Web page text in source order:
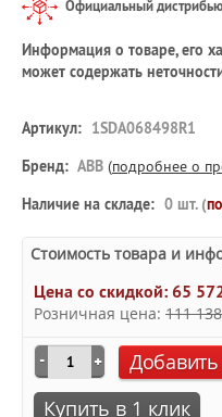
Официальный
Информация о товаре, его
может содержать
Артикул: 1SDA068498R1
Бренд: ABB (подробнее о
Наличие на складе: 0 шт. (
Стоимость товара и
Цена со скидкой:65
Розничная цена: 111
Купить в 1 клик